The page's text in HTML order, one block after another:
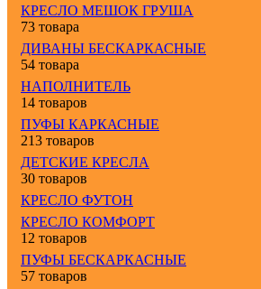
КРЕСЛО МЕШОК ГРУША
73 товара
ДИВАНЫ БЕСКАРКАСНЫЕ
54 товара
НАПОЛНИТЕЛЬ
14 товаров
ПУФЫ КАРКАСНЫЕ
213 товаров
ДЕТСКИЕ КРЕСЛА
30 товаров
КРЕСЛО ФУТОН
КРЕСЛО КОМФОРТ
12 товаров
ПУФЫ БЕСКАРКАСНЫЕ
57 товаров